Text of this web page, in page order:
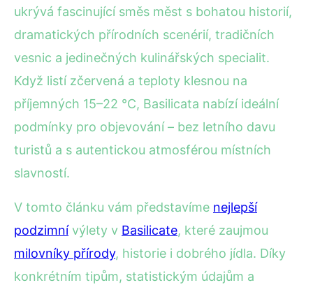
ukrývá fascinující směs měst s bohatou historií,
dramatických přírodních scenérií, tradičních
vesnic a jedinečných kulinářských specialit.
Když listí zčervená a teploty klesnou na
příjemných 15–22 °C, Basilicata nabízí ideální
podmínky pro objevování – bez letního davu
turistů a s autentickou atmosférou místních
slavností.
V tomto článku vám představíme nejlepší
podzimnívýlety v Basilicate, které zaujmou
milovníky přírody, historie i dobrého jídla. Díky
konkrétním tipům, statistickým údajům a